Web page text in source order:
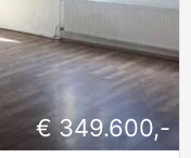
€ 349.600,-